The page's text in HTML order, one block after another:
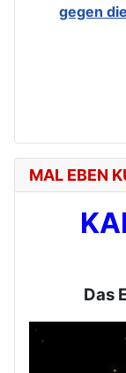
gegen
MAL EBEN
Das